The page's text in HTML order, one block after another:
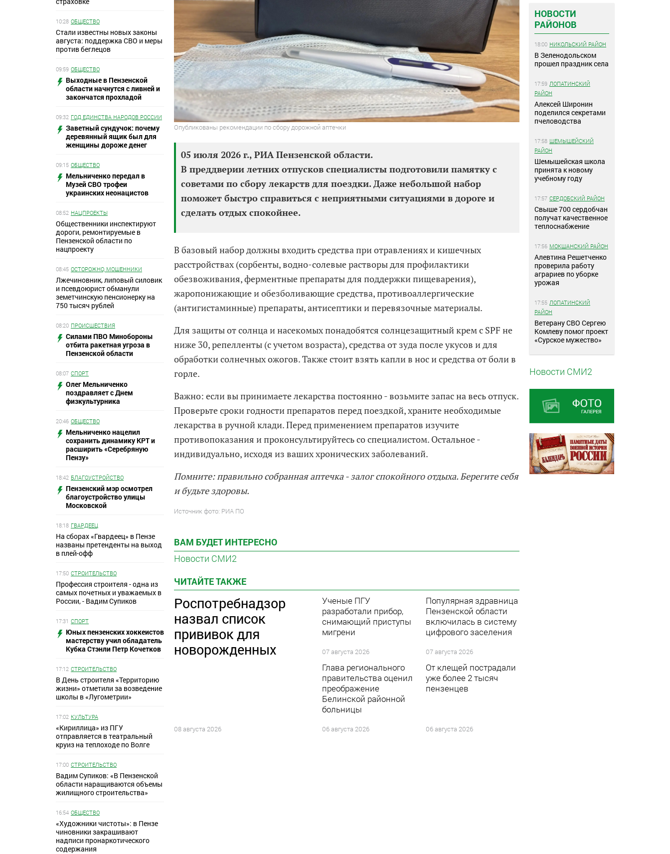
10:28 ОБЩЕСТВО
Стали известны новых законы
августа: поддержка СВО и меры
против беглецов
09:59 ОБЩЕСТВО
Выходные в Пензенской
области начнутся с ливней и
закончатся прохладой
09:32 ГОД ЕДИНСТВА НАРОДОВ РОССИИ
Заветный сундучок: почему
деревянный ящик был для
женщины дороже денег
09:15 ОБЩЕСТВО
Мельниченко передал в
Музей СВО трофеи
украинских неонацистов
08:52 НАЦПРОЕКТЫ
Общественники инспектируют
дороги, ремонтируемые в
Пензенской области по
нацпроекту
08:45 ОСТОРОЖНО, МОШЕННИКИ
Лжечиновник, липовый силовик
и псевдоюрист обманули
земетчинскую пенсионерку на
750 тысяч рублей
08:20 ПРОИСШЕСТВИЯ
Силами ПВО Минобороны
отбита ракетная угроза в
Пензенской области
08:07 СПОРТ
Олег Мельниченко
поздравляет с Днем
физкультурника
20:46 ОБЩЕСТВО
Мельниченко нацелил
сохранить динамику КРТ и
расширить «Серебряную
Пензу»
18:42 БЛАГОУСТРОЙСТВО
Пензенский мэр осмотрел
благоустройство улицы
Московской
18:18 ГВАРДЕЕЦ
На сборах «Гвардеец» в Пензе
названы претенденты на выход
в плей-офф
17:50 СТРОИТЕЛЬСТВО
Профессия строителя - одна из
самых почетных и уважаемых в
России, - Вадим Супиков
17:31 СПОРТ
Юных пензенских хоккеистов
мастерству учил обладатель
Кубка Стэнли Петр Кочетков
17:12 СТРОИТЕЛЬСТВО
В День строителя «Территорию
жизни» отметили за возведение
школы в «Лугометрии»
17:02 КУЛЬТУРА
«Кириллица» из ПГУ
отправляется в театральный
круиз на теплоходе по Волге
17:00 СТРОИТЕЛЬСТВО
Вадим Супиков: «В Пензенской
области наращиваются объемы
жилищного строительства»
16:54 ОБЩЕСТВО
«Художники чистоты»: в Пензе
чиновники закрашивают
надписи пронаркотического
содержания
Опубликованы рекомендации по сбору дорожной аптечки
05 июля 2026 г., РИА Пензенской области.
В преддверии летних отпусков специалисты подготовили памятку с
советами по сбору лекарств для поездки. Даже небольшой набор
поможет быстро справиться с неприятными ситуациями в дороге и
сделать отдых спокойнее.
В базовый набор должны входить средства при отравлениях и кишечных
расстройствах (сорбенты, водно-солевые растворы для профилактики
обезвоживания, ферментные препараты для поддержки пищеварения),
жаропонижающие и обезболивающие средства, противоаллергические
(антигистаминные) препараты, антисептики и перевязочные материалы.
Для защиты от солнца и насекомых понадобятся солнцезащитный крем с SPF не
ниже 30, репелленты (с учетом возраста), средства от зуда после укусов и для
обработки солнечных ожогов. Также стоит взять капли в нос и средства от боли в
горле.
Важно: если вы принимаете лекарства постоянно - возьмите запас на весь отпуск.
Проверьте сроки годности препаратов перед поездкой, храните необходимые
лекарства в ручной клади. Перед применением препаратов изучите
противопоказания и проконсультируйтесь со специалистом. Остальное -
индивидуально, исходя из ваших хронических заболеваний.
Помните: правильно собранная аптечка - залог спокойного отдыха. Берегите себя
и будьте здоровы.
Источник фото: РИА ПО
ВАМ БУДЕТ ИНТЕРЕСНО
Новости СМИ2
ЧИТАЙТЕ ТАКЖЕ
Роспотребнадзор
назвал список
прививок для
новорожденных
08 августа 2026
Ученые ПГУ
разработали прибор,
снимающий приступы
мигрени
07 августа 2026
Популярная здравница
Пензенской области
включилась в систему
цифрового заселения
07 августа 2026
Глава регионального
правительства оценил
преображение
Белинской районной
больницы
06 августа 2026
От клещей пострадали
уже более 2 тысяч
пензенцев
06 августа 2026
НОВОСТИ
РАЙОНОВ
18:00 НИКОЛЬСКИЙ РАЙОН
В Зеленодольском
прошел праздник села
17:59 ЛОПАТИНСКИЙ
РАЙОН
Алексей Широнин
поделился секретами
пчеловодства
17:58 ШЕМЫШЕЙСКИЙ
РАЙОН
Шемышейская школа
принята к новому
учебному году
17:57 СЕРДОБСКИЙ РАЙОН
Свыше 700 сердобчан
получат качественное
теплоснабжение
17:56 МОКШАНСКИЙ РАЙОН
Алевтина Решетченко
проверила работу
аграриев по уборке
урожая
17:55 ЛОПАТИНСКИЙ
РАЙОН
Ветерану СВО Сергею
Комлеву помог проект
«Сурское мужество»
Новости СМИ2